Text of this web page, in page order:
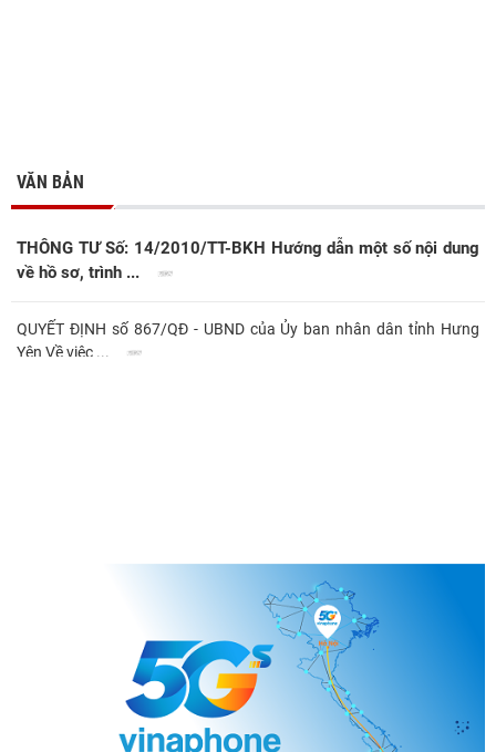
VĂN BẢN
THÔNG TƯ Số: 14/2010/TT-BKH Hướng dẫn một số nội dung
về hồ sơ, trình ...
QUYẾT ĐỊNH số 867/QĐ - UBND của Ủy ban nhân dân tỉnh Hưng
Yên Về việc ...